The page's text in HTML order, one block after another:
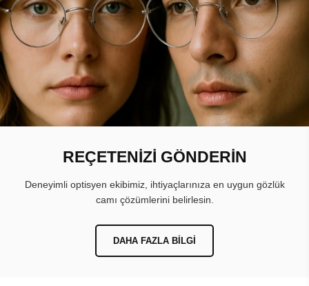
REÇETENİZİ GÖNDERİN
Deneyimli optisyen ekibimiz, ihtiyaçlarınıza en uygun gözlük
camı çözümlerini belirlesin.
DAHA FAZLA BILGI